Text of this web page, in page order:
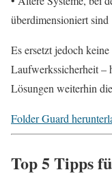
überdimensioniert sind
Es ersetzt jedoch
Laufwerkssicherheit –
Lösungen weiterhin
Folder Guard
Top 5 Tipps